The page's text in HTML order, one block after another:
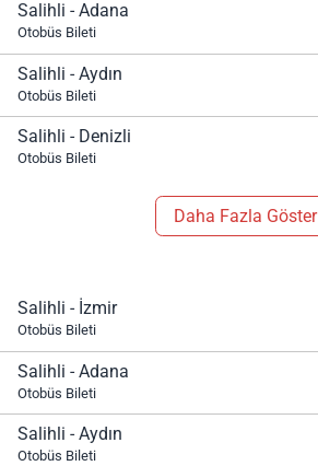
Salihli - Adana
Otobüs Bileti
Salihli - Aydın
Otobüs Bileti
Salihli - Denizli
Otobüs Bileti
Daha Fazla Göster
Salihli - İzmir
Otobüs Bileti
Salihli - Adana
Otobüs Bileti
Salihli - Aydın
Otobüs Bileti